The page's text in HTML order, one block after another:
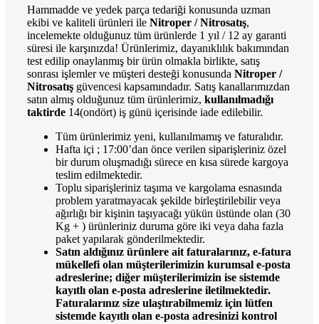
Hammadde ve yedek parça tedariği konusunda uzman
ekibi ve kaliteli ürünleri ile Nitroper / Nitrosatış,
incelemekte olduğunuz tüm ürünlerde 1 yıl / 12 ay garanti
süresi ile karşınızda! Ürünlerimiz, dayanıklılık bakımından
test edilip onaylanmış bir ürün olmakla birlikte, satış
sonrası işlemler ve müşteri desteği konusunda Nitroper /
Nitrosatış güvencesi kapsamındadır. Satış kanallarımızdan
satın almış olduğunuz tüm ürünlerimiz, kullanılmadığı
taktirde 14(ondört) iş günü içerisinde iade edilebilir.
Tüm ürünlerimiz yeni, kullanılmamış ve faturalıdır.
Hafta içi ; 17:00’dan önce verilen siparişleriniz özel
bir durum oluşmadığı sürece en kısa sürede kargoya
teslim edilmektedir.
Toplu siparişleriniz taşıma ve kargolama esnasında
problem yaratmayacak şekilde birleştirilebilir veya
ağırlığı bir kişinin taşıyacağı yükün üstünde olan (30
Kg + ) ürünleriniz duruma göre iki veya daha fazla
paket yapılarak gönderilmektedir.
Satın aldığınız ürünlere ait faturalarınız, e-fatura
mükellefi olan müşterilerimizin kurumsal e-posta
adreslerine; diğer müşterilerimizin ise sistemde
kayıtlı olan e-posta adreslerine iletilmektedir.
Faturalarınız size ulaştırabilmemiz için lütfen
sistemde kayıtlı olan e-posta adresinizi kontrol